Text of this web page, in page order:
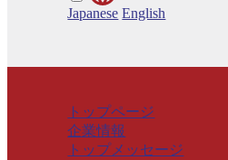
Japanese English
トップページ
企業情報
トップメッセージ